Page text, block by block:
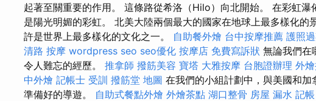
起著至關重要的作用。 這條路從希洛（Hilo）向北開始。 在彩虹
是陽光明媚的彩虹。 北美大陸兩個最大的國家在地球上最多樣化
許是世界上最多樣化的文化之一。 自助餐外燴 台中按摩推薦 護照
清路 按摩 wordpress seo seo優化 按摩店 免費寫訴狀 無論我們在
令人難忘的經歷。 推拿師 撥筋美容 寶塔 大雅按摩 台胞證辦理 外
中外燴 記帳士 受訓 撥筋堂 地圖 在我們的小組計劃中，與美國和
準備好的導遊。 自助式餐點外燴 外燴茶點 湖口整骨 房屋 漏水 記帳